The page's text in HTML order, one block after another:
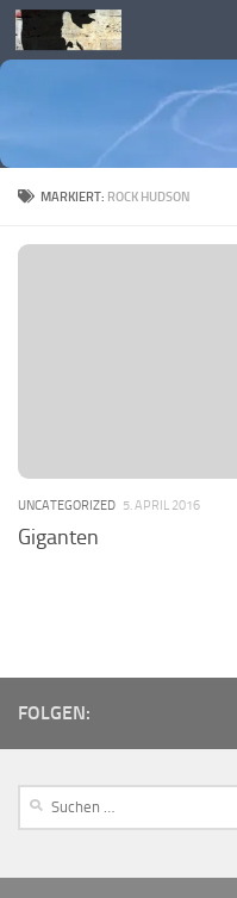
Skip to content
MARKIERT: ROCK HUDSON
UNCATEGORIZED 5. APRIL 2016
Giganten
FOLGEN: